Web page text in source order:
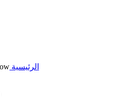
الرئيسية